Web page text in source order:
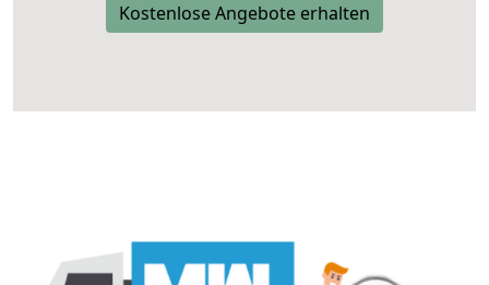
Kostenlose Angebote erhalten